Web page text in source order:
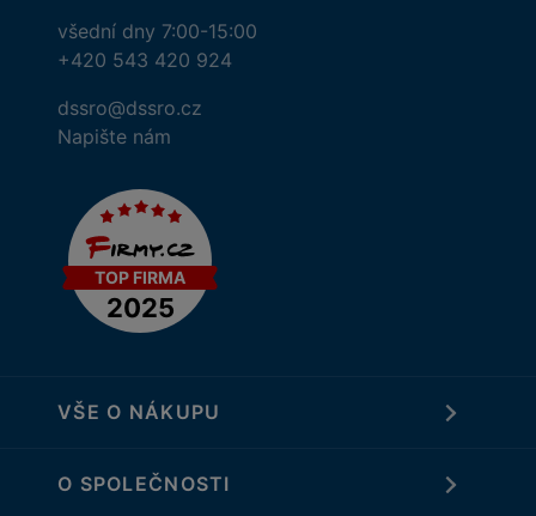
všední dny 7:00-15:00
+420 543 420 924
dssro@dssro.cz
Napište nám
VŠE O NÁKUPU
O SPOLEČNOSTI